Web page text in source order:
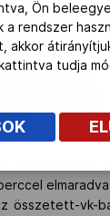
is
összetett-vk-
Ön
rendszer
akkor
tudja